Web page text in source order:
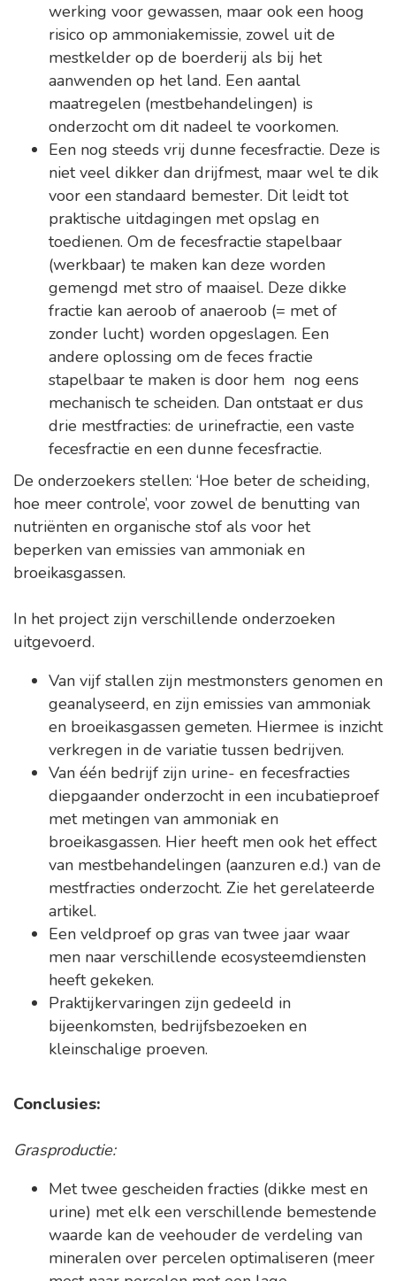
werking voor gewassen, maar ook een hoog
risico op ammoniakemissie, zowel uit de
mestkelder op de boerderij als bij het
aanwenden op het land. Een aantal
maatregelen (mestbehandelingen) is
onderzocht om dit nadeel te voorkomen.
Een nog steeds vrij dunne fecesfractie. Deze is
niet veel dikker dan drijfmest, maar wel te dik
voor een standaard bemester. Dit leidt tot
praktische uitdagingen met opslag en
toedienen. Om de fecesfractie stapelbaar
(werkbaar) te maken kan deze worden
gemengd met stro of maaisel. Deze dikke
fractie kan aeroob of anaeroob (= met of
zonder lucht) worden opgeslagen. Een
andere oplossing om de feces fractie
stapelbaar te maken is door hem nog eens
mechanisch te scheiden. Dan ontstaat er dus
drie mestfracties: de urinefractie, een vaste
fecesfractie en een dunne fecesfractie.
De onderzoekers stellen: ‘Hoe beter de scheiding,
hoe meer controle’, voor zowel de benutting van
nutriënten en organische stof als voor het
beperken van emissies van ammoniak en
broeikasgassen.
In het project zijn verschillende onderzoeken
uitgevoerd.
Van vijf stallen zijn mestmonsters genomen en
geanalyseerd, en zijn emissies van ammoniak
en broeikasgassen gemeten. Hiermee is inzicht
verkregen in de variatie tussen bedrijven.
Van één bedrijf zijn urine- en fecesfracties
diepgaander onderzocht in een incubatieproef
met metingen van ammoniak en
broeikasgassen. Hier heeft men ook het effect
van mestbehandelingen (aanzuren e.d.) van de
mestfracties onderzocht. Zie het gerelateerde
artikel.
Een veldproef op gras van twee jaar waar
men naar verschillende ecosysteemdiensten
heeft gekeken.
Praktijkervaringen zijn gedeeld in
bijeenkomsten, bedrijfsbezoeken en
kleinschalige proeven.
Conclusies:
Grasproductie:
Met twee gescheiden fracties (dikke mest en
urine) met elk een verschillende bemestende
waarde kan de veehouder de verdeling van
mineralen over percelen optimaliseren (meer